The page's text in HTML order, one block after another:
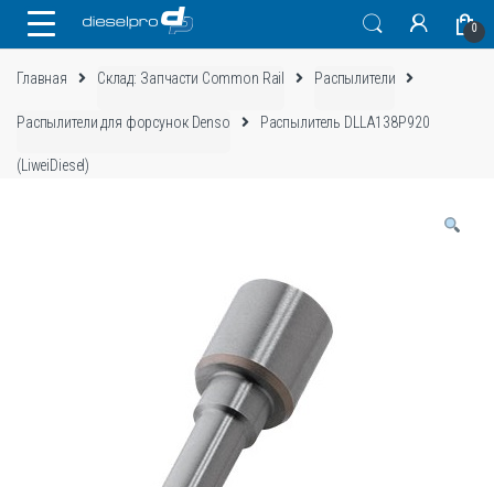
0
Главная Склад: Запчасти Common Rail Распылители
Распылители для форсунок Denso Распылитель DLLA138P920
(LiweiDiesel)